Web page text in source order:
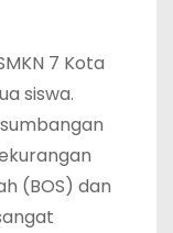
7 Kota
siswa.
(BOS) dan